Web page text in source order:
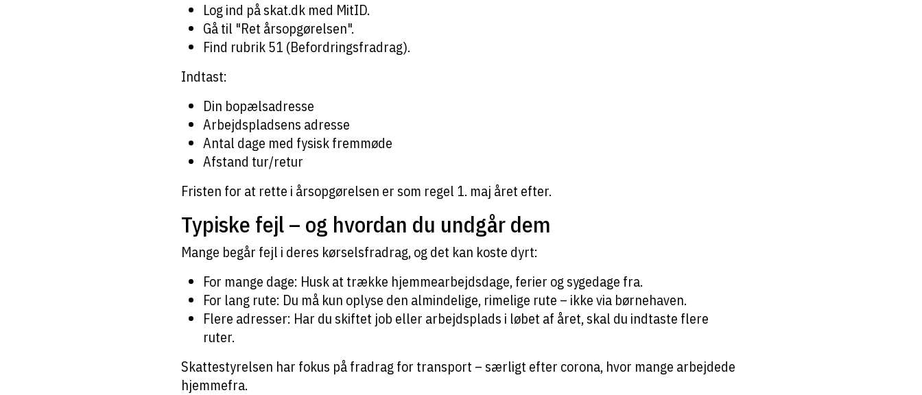
Log ind på skat.dk med MitID.
Gå til "Ret årsopgørelsen".
Find rubrik 51 (Befordringsfradrag).
Indtast:
Din bopælsadresse
Arbejdspladsens adresse
Antal dage med fysisk fremmøde
Afstand tur/retur
Fristen for at rette i årsopgørelsen er som regel 1. maj året efter.
Typiske fejl – og hvordan du undgår dem
Mange begår fejl i deres kørselsfradrag, og det kan koste dyrt:
For mange dage: Husk at trække hjemmearbejdsdage, ferier og sygedage fra.
For lang rute: Du må kun oplyse den almindelige, rimelige rute – ikke via børnehaven.
Flere adresser: Har du skiftet job eller arbejdsplads i løbet af året, skal du indtaste flere
ruter.
Skattestyrelsen har fokus på fradrag for transport – særligt efter corona, hvor mange arbejdede
hjemmefra.